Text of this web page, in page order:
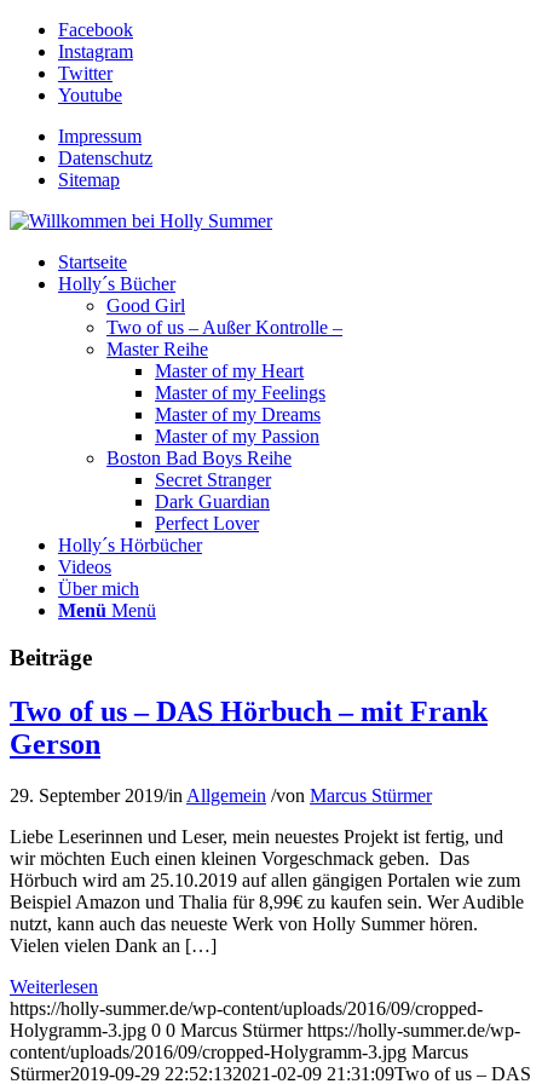
Facebook
Instagram
Twitter
Youtube
Impressum
Datenschutz
Sitemap
Startseite
Holly´s Bücher
Good Girl
Two of us – Außer Kontrolle –
Master Reihe
Master of my Heart
Master of my Feelings
Master of my Dreams
Master of my Passion
Boston Bad Boys Reihe
Secret Stranger
Dark Guardian
Perfect Lover
Holly´s Hörbücher
Videos
Über mich
Menü Menü
Beiträge
Two of us – DAS Hörbuch – mit Frank
Gerson
29. September 2019/in Allgemein /von Marcus Stürmer
Liebe Leserinnen und Leser, mein neuestes Projekt ist fertig, und
wir möchten Euch einen kleinen Vorgeschmack geben. Das
Hörbuch wird am 25.10.2019 auf allen gängigen Portalen wie zum
Beispiel Amazon und Thalia für 8,99€ zu kaufen sein. Wer Audible
nutzt, kann auch das neueste Werk von Holly Summer hören.
Vielen vielen Dank an […]
Weiterlesen
https://holly-summer.de/wp-content/uploads/2016/09/cropped-
Holygramm-3.jpg 0 0 Marcus Stürmer https://holly-summer.de/wp-
content/uploads/2016/09/cropped-Holygramm-3.jpg Marcus
Stürmer2019-09-29 22:52:132021-02-09 21:31:09Two of us – DAS